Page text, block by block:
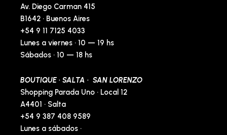
Av. Diego Carman 415
B1642 · Buenos Aires
+54 9 11 7125 4033
Lunes a viernes · 10 — 19 hs
Sábados · 10 — 18 hs
BOUTIQUE · SALTA · SAN LORENZO
Shopping Parada Uno · Local 12
A4401 · Salta
+54 9 387 408 9589
Lunes a sábados ·